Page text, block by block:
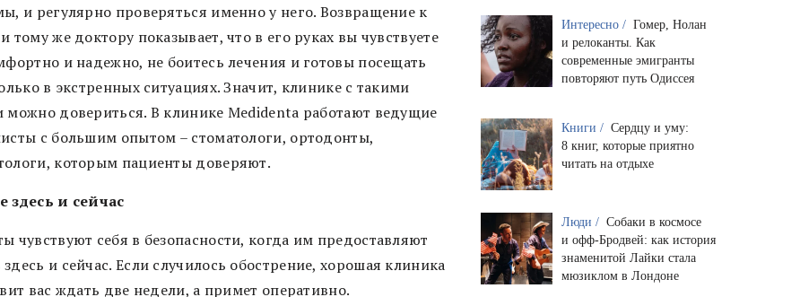
и регулярно проверяться именно у него. Возвращение к
тому же доктору показывает, что в его руках вы чувствуете
и надежно, не боитесь лечения и готовы посещать
в экстренных ситуациях. Значит, клинике с такими
можно довериться. В клинике Medidenta работают ведущие
с большим опытом – стоматологи, ортодонты,
которым пациенты доверяют.
здесь и сейчас
чувствуют себя в безопасности, когда им предоставляют
и сейчас. Если случилось обострение, хорошая клиника
вас ждать две недели, а примет оперативно.
Интересно / Гомер, Нолан
и релоканты. Как
современные эмигранты
повторяют путь Одиссея
Книги / Сердцу и уму:
8 книг, которые приятно
читать на отдыхе
Люди / Собаки в космосе
и офф-Бродвей: как история
знаменитой Лайки стала
мюзиклом в Лондоне